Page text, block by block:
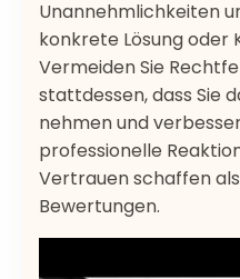
Unannehmlichkeiten
konkrete Lösung oder
Vermeiden Sie
stattdessen, dass Sie
nehmen und
professionelle
Vertrauen schaffen
Bewertungen.